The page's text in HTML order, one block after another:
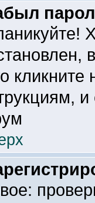
кликните